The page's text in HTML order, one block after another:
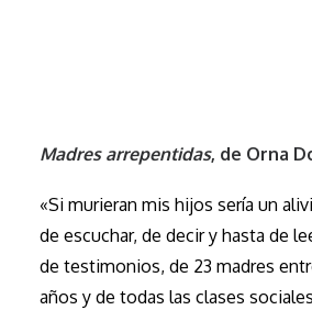
Madres arrepentidas, de Orna
«Si murieran mis hijos sería un
de escuchar, de decir y hasta de
de testimonios, de 23 madres
años y de todas las clases